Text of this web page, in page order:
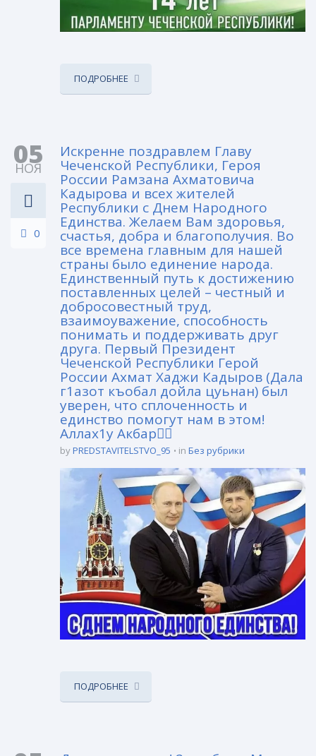
ПОДРОБНЕЕ
05
НОЯ
0
Искренне поздравлем Главу
Чеченской Республики, Героя
России Рамзана Ахматовича
Кадырова и всех жителей
Республики с Днем Народного
Единства. Желаем Вам здоровья,
счастья, добра и благополучия. Во
все времена главным для нашей
страны было единение народа.
Единственный путь к достижению
поставленных целей – честный и
добросовестный труд,
взаимоуважение, способность
понимать и поддерживать друг
друга. Первый Президент
Чеченской Республики Герой
России Ахмат Хаджи Кадыров (Дала
г1азот къобал дойла цуьнан) был
уверен, что сплоченность и
единство помогут нам в этом!
Аллах1у Акбар☝🏻
byPREDSTAVITELSTVO_95 in Без рубрики
ПОДРОБНЕЕ